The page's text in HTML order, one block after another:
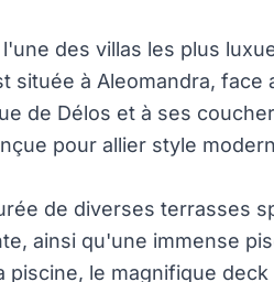
des villas les plus
située à Aleomandra,
de Délos et à ses
pour allier style
de diverses terrasses
ainsi qu'une immense
piscine, le magnifique